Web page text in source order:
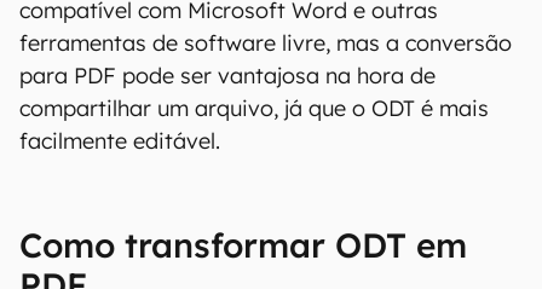
compatível com Microsoft Word e outras
ferramentas de software livre, mas a conversão
para PDF pode ser vantajosa na hora de
compartilhar um arquivo, já que o ODT é mais
facilmente editável.
Como transformar ODT em